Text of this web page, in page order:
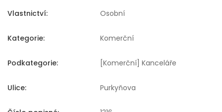
Vlastnictví: Osobní
Kategorie: Komerční
Podkategorie: [Komerční] Kanceláře
Ulice: Purkyňova